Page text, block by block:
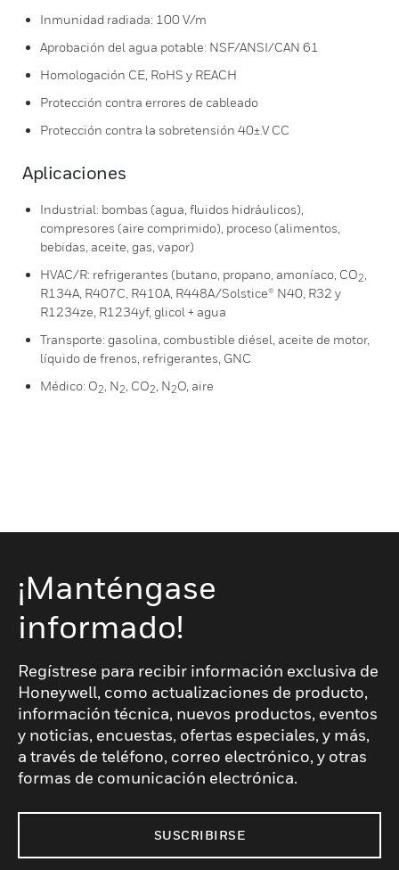
Inmunidad radiada: 100 V/m
Aprobación del agua potable: NSF/ANSI/CAN 61
Homologación CE, RoHS y REACH
Protección contra errores de cableado
Protección contra la sobretensión 40±.V CC
Aplicaciones
Industrial: bombas (agua, fluidos hidráulicos),
compresores (aire comprimido), proceso (alimentos,
bebidas, aceite, gas, vapor)
HVAC/R: refrigerantes (butano, propano, amoníaco, CO2
R134A, R407C, R410A, R448A/Solstice® N40, R32 y
R1234ze, R1234yf, glicol + agua
Transporte: gasolina, combustible diésel, aceite de motor,
líquido de frenos, refrigerantes, GNC
Médico: O2 , N2 , CO2 , N2O, aire
¡Manténgase
informado!
Regístrese para recibir información exclusiva de
Honeywell, como actualizaciones de producto,
información técnica, nuevos productos, eventos
y noticias, encuestas, ofertas especiales, y más,
a través de teléfono, correo electrónico, y otras
formas de comunicación electrónica.
SUSCRIBIRSE